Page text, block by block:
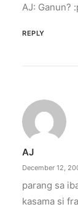
AJ: Ganun?
REPLY
AJ
December 12,
parang sa
kasama si